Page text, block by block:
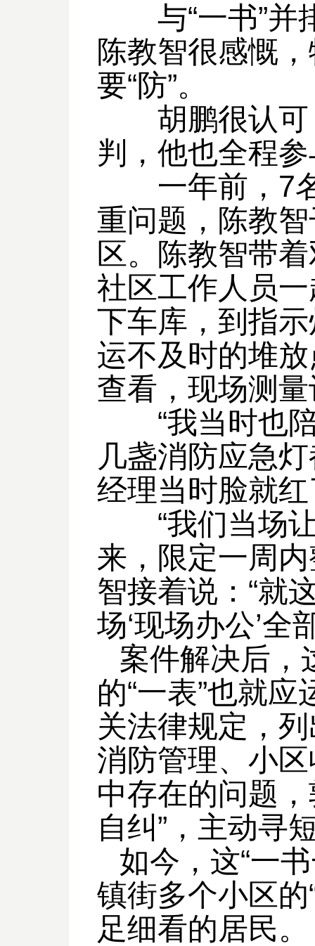
与“一书”并排
陈教智很感慨
要“防”。
胡鹏很认可
判，他也全程
一年前，7名
重问题，陈教
区。陈教智带
社区工作人员
下车库，到指
运不及时的堆
查看，现场测
“我当时也陪
几盏消防应急
经理当时脸就
“我们当场让
来，限定一周
智接着说：“就
场‘现场办公’全
案件解决后，
的“一表”也就
关法律规定，
消防管理、小
中存在的问题
自纠”，主动寻
如今，这“一
镇街多个小区
足细看的居民。